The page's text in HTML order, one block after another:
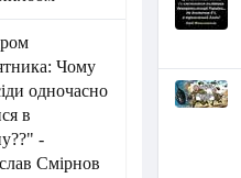
Чому
одночасно
в
-
Смірнов